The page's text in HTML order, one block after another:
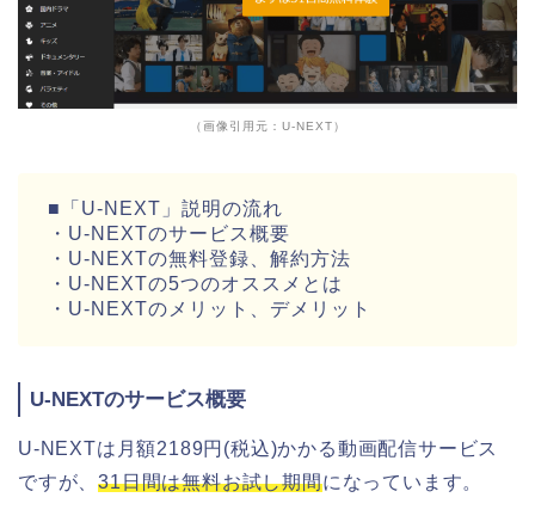
（画像引用元：U-NEXT）
■「U-NEXT」説明の流れ
・U-NEXTのサービス概要
・U-NEXTの無料登録、解約方法
・U-NEXTの5つのオススメとは
・U-NEXTのメリット、デメリット
U-NEXTのサービス概要
U-NEXTは月額2189円(税込)かかる動画配信サービス
ですが、31日間は無料お試し期間になっています。